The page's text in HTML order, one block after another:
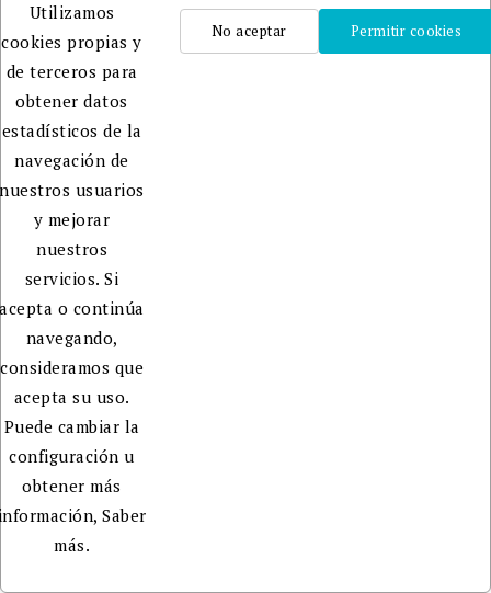
Utilizamos
cookies propias y
de terceros para
obtener datos
estadísticos de la
navegación de
nuestros usuarios
y mejorar
nuestros
servicios. Si
acepta o continúa
navegando,
consideramos que
acepta su uso.
Puede cambiar la
configuración u
obtener más
Saber
más.
Permitir cookies
No aceptar